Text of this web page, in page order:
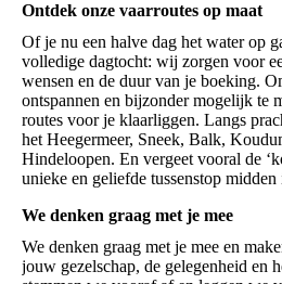
Ontdek onze vaarroutes op maat
Of je nu een halve dag het water op
volledige dagtocht: wij zorgen voor
wensen en de duur van je boeking.
ontspannen en bijzonder mogelijk te
routes voor je klaarliggen. Langs
het Heegermeer, Sneek, Balk,
Hindeloopen. En vergeet vooral de
unieke en geliefde tussenstop midden
We denken graag met je mee
We denken graag met je mee en
jouw gezelschap, de gelegenheid en